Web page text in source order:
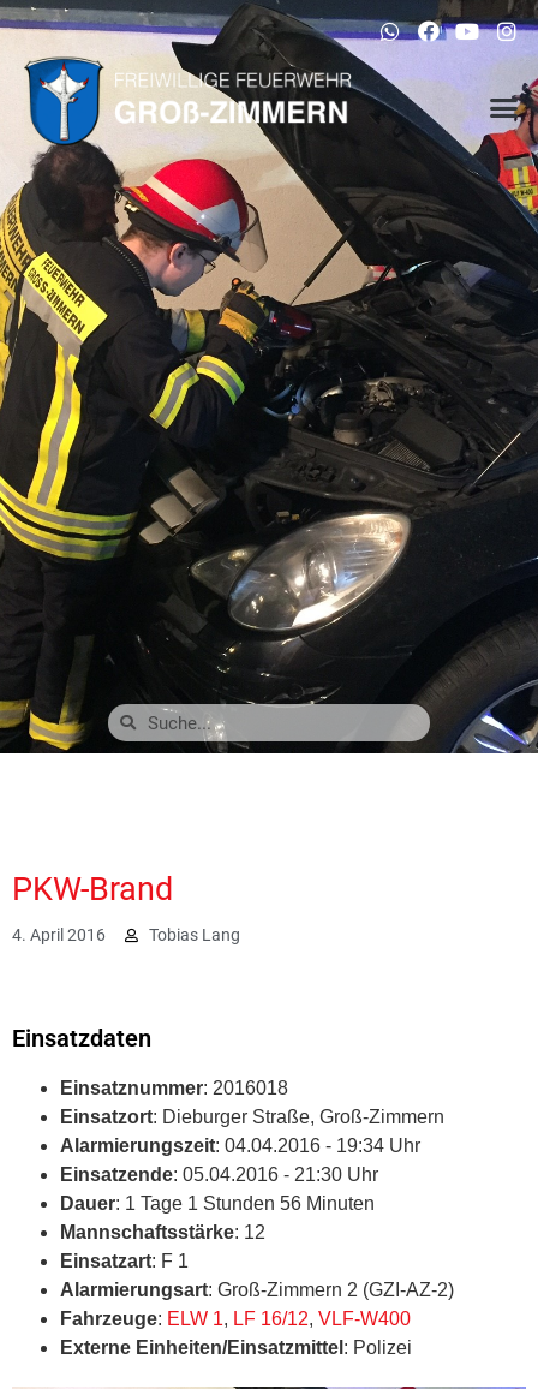
PKW-Brand
4. April 2016 Tobias Lang
Einsatzdaten
Einsatznummer: 2016018
Einsatzort: Dieburger Straße, Groß-Zimmern
Alarmierungszeit: 04.04.2016 - 19:34 Uhr
Einsatzende: 05.04.2016 - 21:30 Uhr
Dauer: 1 Tage 1 Stunden 56 Minuten
Mannschaftsstärke: 12
Einsatzart: F 1
Alarmierungsart: Groß-Zimmern 2 (GZI-AZ-2)
Fahrzeuge: ELW 1, LF 16/12, VLF-W400
Externe Einheiten/Einsatzmittel : Polizei